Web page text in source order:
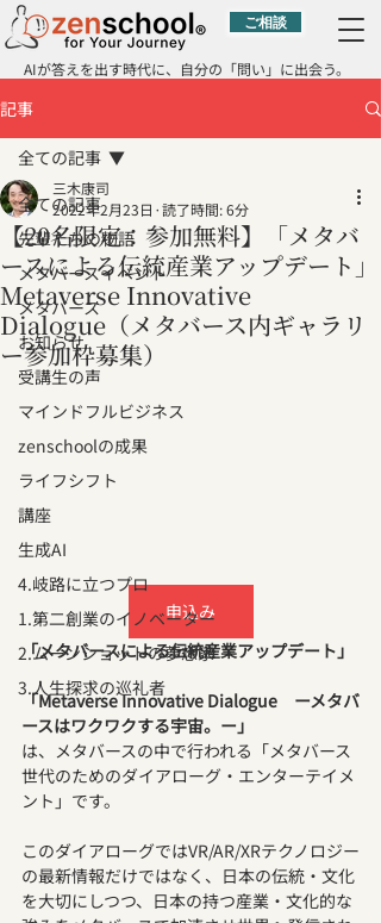
ご相談
AIが答えを出す時代に、自分の「問い」に出会う。
記事
全ての記事
先輩たちの物語
メタバースイベント
メタバース
お知らせ
受講生の声
マインドフルビジネス
zenschoolの成果
ライフシフト
講座
生成AI
4.岐路に立つプロ
1.第二創業のイノベーター
2.ムーンショットの夢想家
3.人生探求の巡礼者
全ての記事
【20名限定：参加無料】「メタバ
ースによる伝統産業アップデート」
Metaverse Innovative
Dialogue（メタバース内ギャラリ
ー参加枠募集）
三木康司
2022年2月23日 読了時間: 6分
申込み
「メタバースによる伝統産業アップデート」
「Metaverse Innovative Dialogue　ーメタバ
ースはワクワクする宇宙。ー」
は、メタバースの中で行われる「メタバース
世代のためのダイアローグ・エンターテイメ
ント」です。
このダイアローグではVR/AR/XRテクノロジー
の最新情報だけではなく、日本の伝統・文化
を大切にしつつ、日本の持つ産業・文化的な